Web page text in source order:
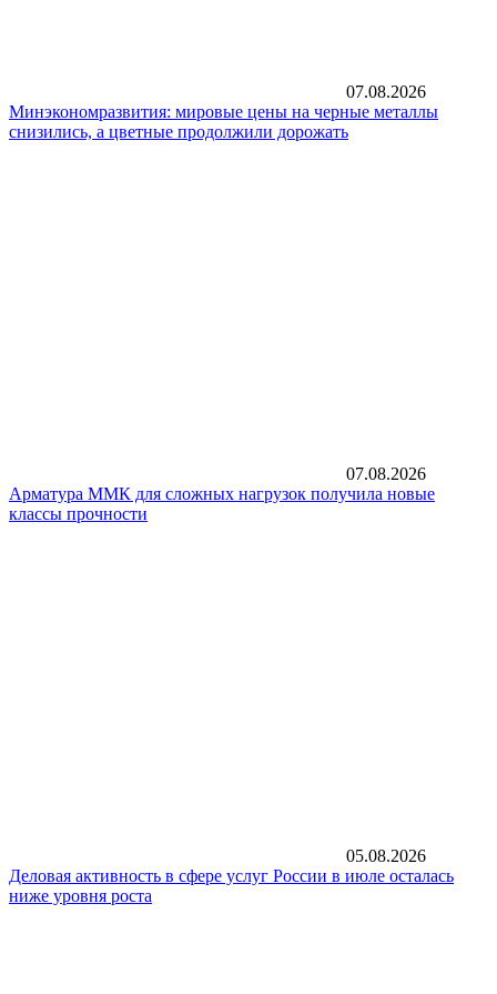
07.08.2026
Минэкономразвития: мировые цены на черные металлы
снизились, а цветные продолжили дорожать
07.08.2026
Арматура ММК для сложных нагрузок получила новые
классы прочности
05.08.2026
Деловая активность в сфере услуг России в июле осталась
ниже уровня роста